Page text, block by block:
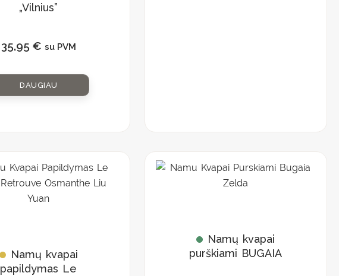
„Vilnius”
35,95 € su PVM
DAUGIAU
Namų kvapai
papildymas Le
Namų kvapai
purškiami BUGAIA